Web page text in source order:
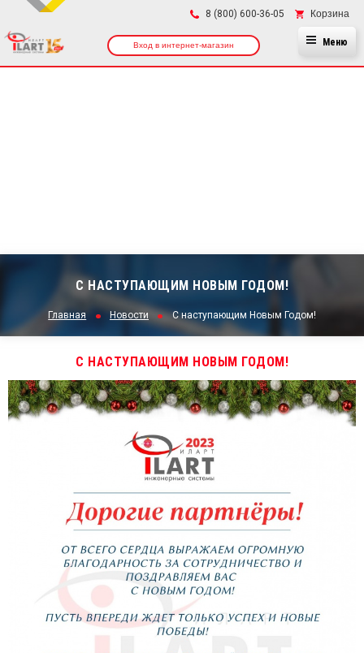
8 (800) 600-36-05 Корзина
Вход в интернет-магазин Меню
С НАСТУПАЮЩИМ НОВЫМ ГОДОМ!
Главная Новости С наступающим Новым Годом!
С НАСТУПАЮЩИМ НОВЫМ ГОДОМ!
×